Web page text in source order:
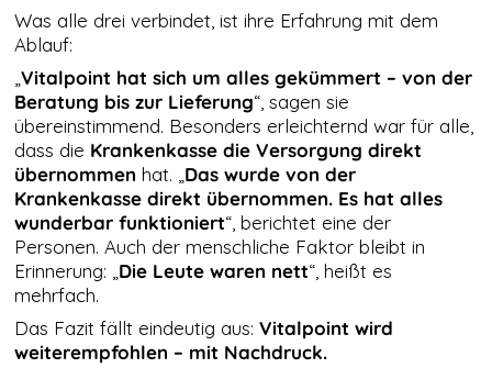
Was alle drei verbindet, ist ihre Erfahrung mit dem
Ablauf:
„Vitalpoint hat sich um alles gekümmert – von der
Beratung bis zur Lieferung“, sagen sie
übereinstimmend. Besonders erleichternd war für alle,
dass die Krankenkasse die Versorgung direkt
übernommen hat. „ Das wurde von der
Krankenkasse direkt übernommen. Es hat alles
wunderbar funktioniert“, berichtet eine der
Personen. Auch der menschliche Faktor bleibt in
Erinnerung: „ Die Leute waren nett“, heißt es
mehrfach.
Das Fazit fällt eindeutig aus:Vitalpoint wird
weiterempfohlen – mit Nachdruck.
Analysetool
zur
Auswertung
von
Statistiken.
Dieses
Analysetool
Analytics.
DRITTANBIETER
EINBETTUNGEN
Derzeit
verwenden wir
nur Google Maps
und Youtube als